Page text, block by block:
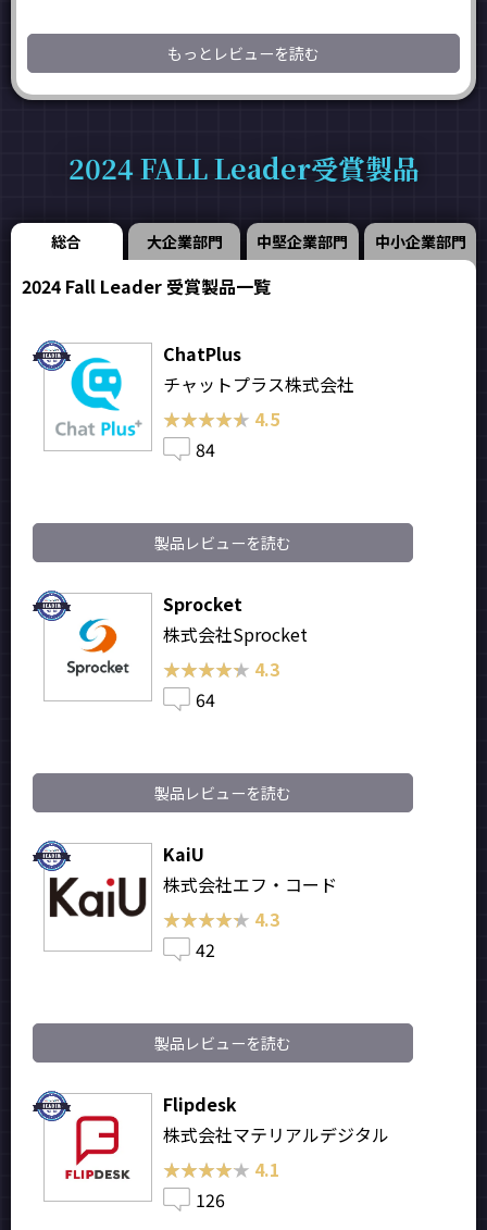
もっとレビューを読む
2024 FALL Leader受賞製品
総合 大企業部門 中堅企業部門 中小企業部門
2024 Fall Leader 受賞製品一覧
ChatPlus
チャットプラス株式会社
★★★★★
★★★★★ 4.5
84
製品レビューを読む
Sprocket
株式会社Sprocket
★★★★★
★★★★★ 4.3
64
製品レビューを読む
KaiU
株式会社エフ・コード
★★★★★
★★★★★ 4.3
42
製品レビューを読む
Flipdesk
株式会社マテリアルデジタル
★★★★★
★★★★★ 4.1
126